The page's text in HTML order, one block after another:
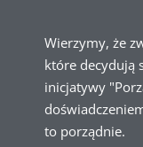
Wierzymy, że
które decydują
inicjatywy
to porządnie.